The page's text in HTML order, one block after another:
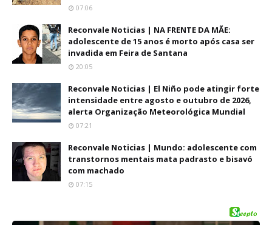
07:06
Reconvale Noticias | NA FRENTE DA MÃE:
adolescente de 15 anos é morto após casa ser
invadida em Feira de Santana
20:05
Reconvale Noticias | El Niño pode atingir forte
intensidade entre agosto e outubro de 2026,
alerta Organização Meteorológica Mundial
07:21
Reconvale Noticias | Mundo: adolescente com
transtornos mentais mata padrasto e bisavó
com machado
07:15